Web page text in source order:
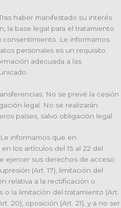
haber manifestado su interés
la base legal para el tratamiento
consentimiento. Le informamos
personales es un requisito
adecuada a las
No se prevé la cesión
legal. No se realizarán
países, salvo obligación legal.
informamos que en
los artículos del 15 al 22 del
ejercer sus derechos de acceso
(Art. 17), limitación del
relativa a la rectificación o
o la limitación del tratamiento (Art.
20), oposición (Art. 21), y a no ser